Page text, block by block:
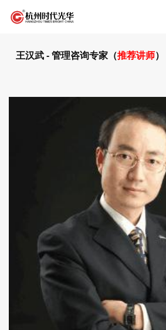
王汉武 - 管理咨询专家（推荐讲师）